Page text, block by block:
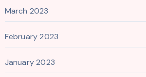
March 2023
February 2023
January 2023